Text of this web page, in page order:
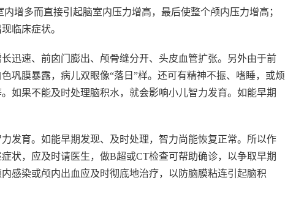
增多而直接引起脑室内压力增高，最后使整个颅内压力增高；
临床症状。
迅速、前囟门膨出、颅骨缝分开、头皮血管扩张。另外由于前
巩膜暴露，病儿双眼像“落日”样。还可有精神不振、嗜睡，或烦
如果不能及时处理脑积水，就会影响小儿智力发育。如能早期
发育。如能早期发现、及时处理，智力尚能恢复正常。所以作
状，应及时请医生，做B超或CT检查可帮助确诊，以争取早期
感染或颅内出血应及时彻底地治疗，以防脑膜粘连引起脑积